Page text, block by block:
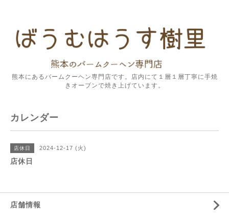
熊本にあるバームクーヘン専門店です。店内にて１層１層丁寧に手焼
きオーブンで焼き上げています。
カレンダー
店休日 2024-12-17 (火)
店休日
店舗情報